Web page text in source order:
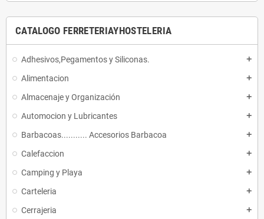
CATALOGO FERRETERIAYHOSTELERIA
Adhesivos,Pegamentos y Siliconas. add
Alimentacion add
Almacenaje y Organización add
Automocion y Lubricantes add
Barbacoas........... Accesorios Barbacoa add
Calefaccion add
Camping y Playa add
Carteleria add
Cerrajeria add